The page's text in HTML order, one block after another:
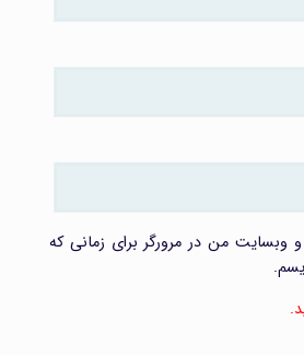
و وبسایت من در مرورگر برای زمانی که